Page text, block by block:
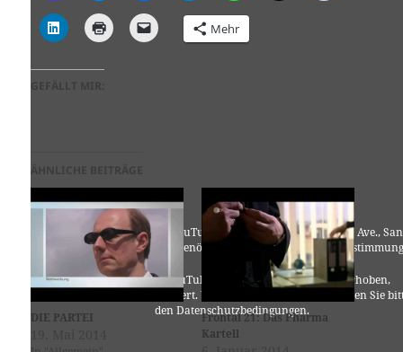
Für die Nutzung von YouTube (YouTube, LLC, 901 Cherry Ave., San
Bruno, CA 94066, USA) benötigen wir laut DSGVO Ihre
Es werden seitens YouTube personenbezogene Daten erhoben,
verarbeitet und gespeichert. Welche Daten genau entnehmen Sie
den Datenschutzbedingungen.
Mehr
DIE PARTEI
Frontal 21: Das Pharma
Kartell